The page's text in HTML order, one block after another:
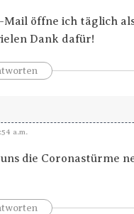
öffne ich täglich
Dank dafür!
a.m.
uns die Coronastürme